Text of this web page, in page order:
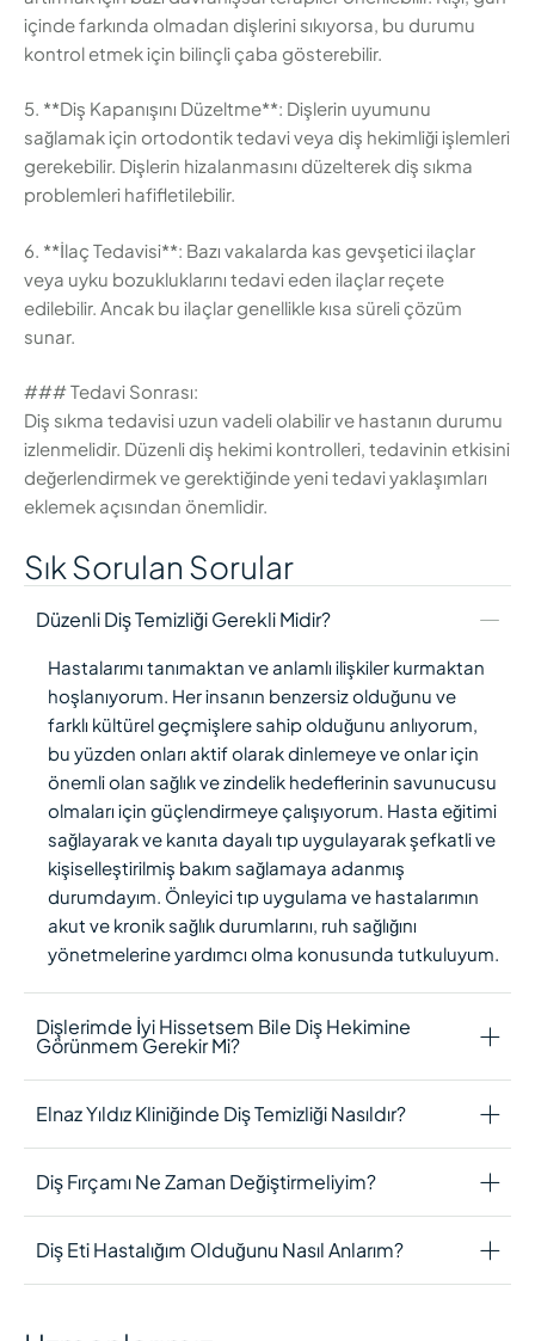
içinde farkında olmadan dişlerini sıkıyorsa, bu durumu
kontrol etmek için bilinçli çaba gösterebilir.
5. **Diş Kapanışını Düzeltme**: Dişlerin uyumunu
sağlamak için ortodontik tedavi veya diş hekimliği işlemleri
gerekebilir. Dişlerin hizalanmasını düzelterek diş sıkma
problemleri hafifletilebilir.
6. **İlaç Tedavisi**: Bazı vakalarda kas gevşetici ilaçlar
veya uyku bozukluklarını tedavi eden ilaçlar reçete
edilebilir. Ancak bu ilaçlar genellikle kısa süreli çözüm
sunar.
### Tedavi Sonrası:
Diş sıkma tedavisi uzun vadeli olabilir ve hastanın durumu
izlenmelidir. Düzenli diş hekimi kontrolleri, tedavinin etkisini
değerlendirmek ve gerektiğinde yeni tedavi yaklaşımları
eklemek açısından önemlidir.
Sık Sorulan Sorular
Düzenli Diş Temizliği Gerekli Midir?
Hastalarımı tanımaktan ve anlamlı ilişkiler kurmaktan
hoşlanıyorum. Her insanın benzersiz olduğunu ve
farklı kültürel geçmişlere sahip olduğunu anlıyorum,
bu yüzden onları aktif olarak dinlemeye ve onlar için
önemli olan sağlık ve zindelik hedeflerinin savunucusu
olmaları için güçlendirmeye çalışıyorum. Hasta eğitimi
sağlayarak ve kanıta dayalı tıp uygulayarak şefkatli ve
kişiselleştirilmiş bakım sağlamaya adanmış
durumdayım. Önleyici tıp uygulama ve hastalarımın
akut ve kronik sağlık durumlarını, ruh sağlığını
yönetmelerine yardımcı olma konusunda tutkuluyum.
Dişlerimde İyi Hissetsem Bile Diş Hekimine
Görünmem Gerekir Mi?
Elnaz Yıldız Kliniğinde Diş Temizliği Nasıldır?
Diş Fırçamı Ne Zaman Değiştirmeliyim?
Diş Eti Hastalığım Olduğunu Nasıl Anlarım?